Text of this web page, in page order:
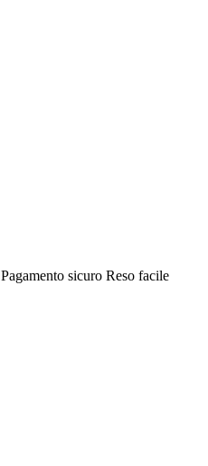
Pagamento sicuro Reso facile